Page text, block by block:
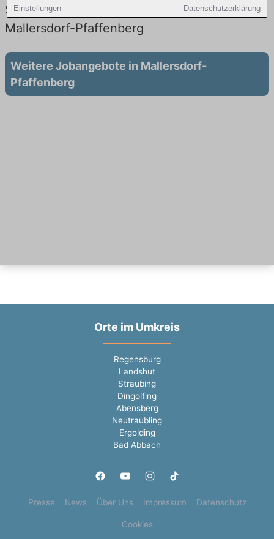
Einstellungen Datenschutzerklärung
Stellenangebote für Ausbildung in
Mallersdorf-Pfaffenberg
Weitere Jobangebote in Mallersdorf-
Pfaffenberg
Orte im Umkreis
Regensburg
Landshut
Straubing
Dingolfing
Abensberg
Neutraubling
Ergolding
Bad Abbach
Presse News Über Uns Impressum Datenschutz
Cookies